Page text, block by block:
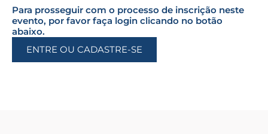
Para prosseguir com o processo de inscrição neste
evento, por favor faça login clicando no botão
abaixo.
ENTRE OU CADASTRE-SE